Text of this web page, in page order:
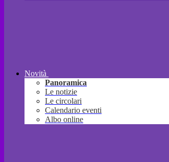
Novità
Panoramica
Le notizie
Le circolari
Calendario eventi
Albo online